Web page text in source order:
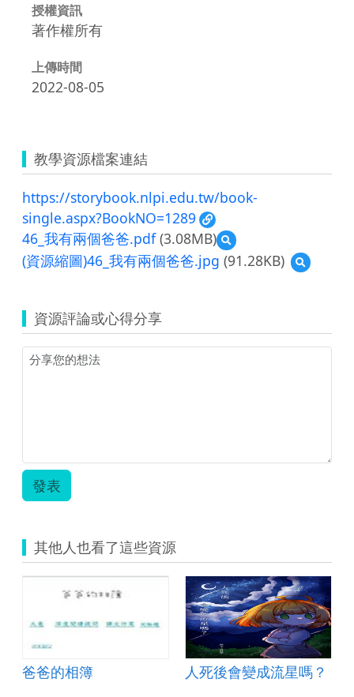
授權資訊
著作權所有
上傳時間
2022-08-05
教學資源檔案連結
https://storybook.nlpi.edu.tw/book-
single.aspx?BookNO=1289
46_我有兩個爸爸.pdf(3.08MB)
預
覽
46_
爸
(資源縮圖)46_我有兩個爸爸.jpg (91.28KB)
預
覽
圖)46_
我
資源評論或心得分享
發表
其他人也看了這些資源
爸爸的相簿 人死後會變成流星嗎？